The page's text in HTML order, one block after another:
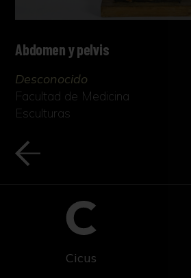
Abdomen y pelvis
Desconocido
Facultad de Medicina
Esculturas
Cicus